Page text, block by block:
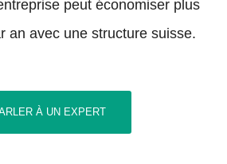
peut économiser plus
an avec une structure suisse.
À UN EXPERT